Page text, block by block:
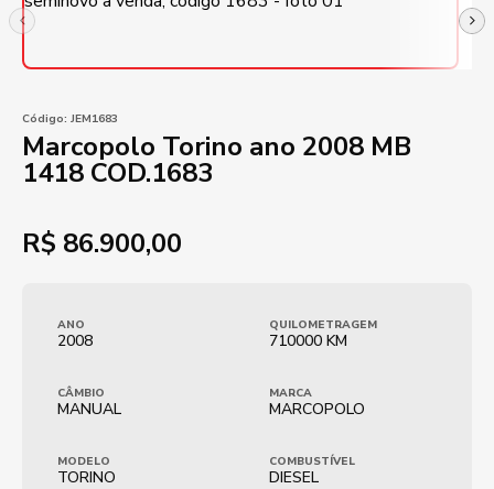
Código: JEM1683
Marcopolo Torino ano 2008 MB
1418 COD.1683
R$ 86.900,00
ANO
2008
QUILOMETRAGEM
710000 KM
CÂMBIO
MANUAL
MARCA
MARCOPOLO
MODELO
TORINO
COMBUSTÍVEL
DIESEL